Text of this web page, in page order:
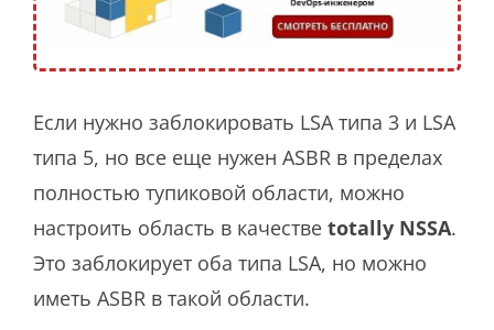
Если нужно заблокировать LSA типа 3 и LSA
типа 5, но все еще нужен ASBR в пределах
полностью тупиковой области, можно
настроить область в качестве totally NSSA.
Это заблокирует оба типа LSA, но можно
иметь ASBR в такой области.